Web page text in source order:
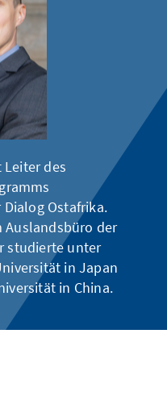
Leiter des
Ostafrika.
Auslandsbüro der
studierte unter
in Japan
in China.